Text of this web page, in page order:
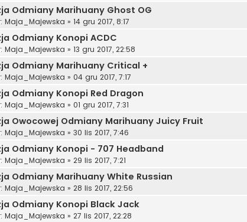
Odmiany Marihuany Ghost OG
Maja_Majewska » 14 gru 2017, 8:17
Odmiany Konopi ACDC
Maja_Majewska » 13 gru 2017, 22:58
Odmiany Marihuany Critical +
Maja_Majewska » 04 gru 2017, 7:17
Odmiany Konopi Red Dragon
Maja_Majewska » 01 gru 2017, 7:31
Owocowej Odmiany Marihuany Juicy Fruit
Maja_Majewska » 30 lis 2017, 7:46
Odmiany Konopi - 707 Headband
Maja_Majewska » 29 lis 2017, 7:21
Odmiany Marihuany White Russian
Maja_Majewska » 28 lis 2017, 22:56
Odmiany Konopi Black Jack
Maja_Majewska » 27 lis 2017, 22:28